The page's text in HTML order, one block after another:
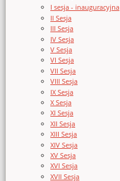
I sesja - inauguracyjna
II Sesja
III Sesja
IV Sesja
V Sesja
VI Sesja
VII Sesja
VIII Sesja
IX Sesja
X Sesja
XI Sesja
XII Sesja
XIII Sesja
XIV Sesja
XV Sesja
XVI Sesja
XVII Sesja